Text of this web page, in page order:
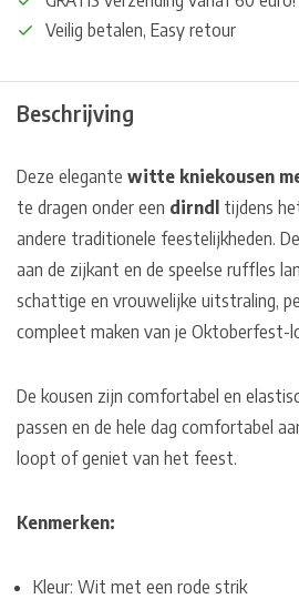
Veilig betalen, Easy retour
Beschrijving
Deze elegante witte kniekousen
te dragen onder een dirndl tijdens
andere traditionele feestelijkheden.
aan de zijkant en de speelse ruffles
schattige en vrouwelijke uitstraling,
compleet maken van je Oktoberfest-
De kousen zijn comfortabel en
passen en de hele dag comfortabel
loopt of geniet van het feest.
Kenmerken:
Kleur: Wit met een rode strik